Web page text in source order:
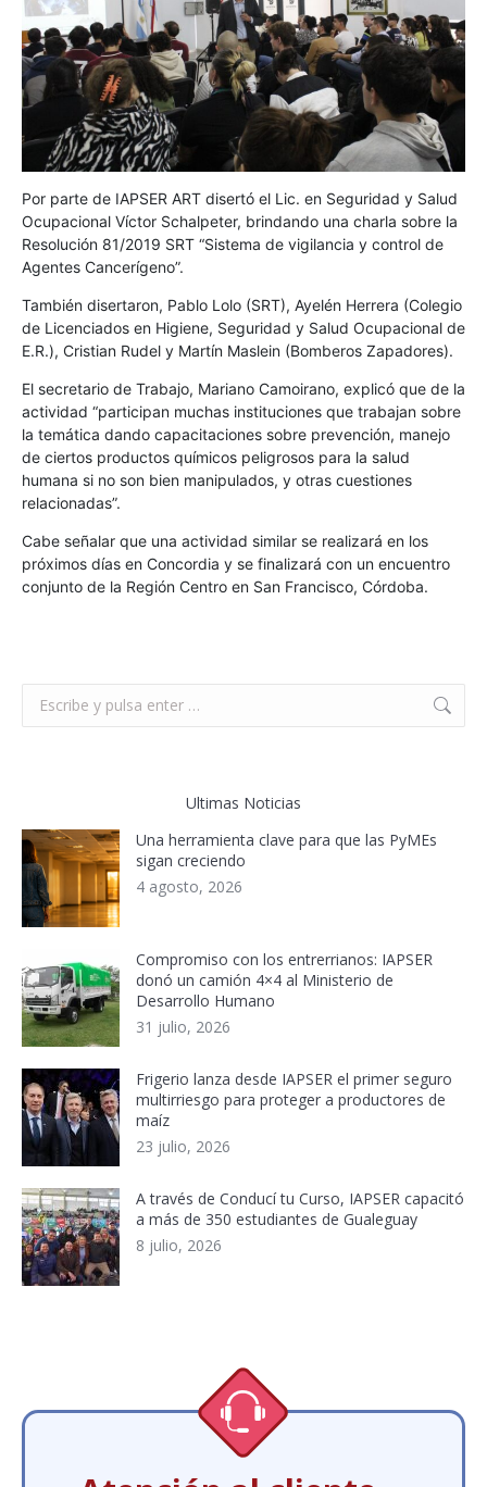
Por parte de IAPSER ART disertó el Lic. en Seguridad y Salud
Ocupacional Víctor Schalpeter, brindando una charla sobre la
Resolución 81/2019 SRT “Sistema de vigilancia y control de
Agentes Cancerígeno”.
También disertaron, Pablo Lolo (SRT), Ayelén Herrera (Colegio
de Licenciados en Higiene, Seguridad y Salud Ocupacional de
E.R.), Cristian Rudel y Martín Maslein (Bomberos Zapadores).
El secretario de Trabajo, Mariano Camoirano, explicó que de la
actividad “participan muchas instituciones que trabajan sobre
la temática dando capacitaciones sobre prevención, manejo
de ciertos productos químicos peligrosos para la salud
humana si no son bien manipulados, y otras cuestiones
relacionadas”.
Cabe señalar que una actividad similar se realizará en los
próximos días en Concordia y se finalizará con un encuentro
conjunto de la Región Centro en San Francisco, Córdoba.
Ultimas Noticias
Una herramienta clave para que las PyMEs
sigan creciendo
4 agosto, 2026
Compromiso con los entrerrianos: IAPSER
donó un camión 4×4 al Ministerio de
Desarrollo Humano
31 julio, 2026
Frigerio lanza desde IAPSER el primer seguro
multirriesgo para proteger a productores de
maíz
23 julio, 2026
A través de Conducí tu Curso, IAPSER capacitó
a más de 350 estudiantes de Gualeguay
8 julio, 2026